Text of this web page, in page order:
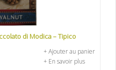
di Modica – Tipico
+ Ajouter au panier
+ En savoir plus